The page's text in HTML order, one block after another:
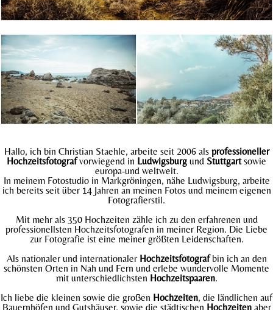
Hallo, ich bin Christian Staehle, arbeite seit 2006 als professioneller
Hochzeitsfotografvorwiegend in Ludwigsburg und Stuttgartsowie
europa-und weltweit.
In meinem Fotostudio in Markgröningen, nähe Ludwigsburg, arbeite
ich bereits seit über 14 Jahren an meinen Fotos und meinem eigenen
Fotografierstil.
Mit mehr als 350 Hochzeiten zähle ich zu den erfahrenen und
professionellsten Hochzeitsfotografen in meiner Region. Die Liebe
zur Fotografie ist eine meiner größten Leidenschaften.
Als nationaler und internationaler Hochzeitsfotografbin ich an den
schönsten Orten in Nah und Fern und erlebe wundervolle Momente
mit unterschiedlichsten Hochzeitspaaren.
Ich liebe die kleinen sowie die großen Hochzeiten, die ländlichen auf
Bauernhöfen und Gutshäuser, sowie die städtischen Hochzeitenaber